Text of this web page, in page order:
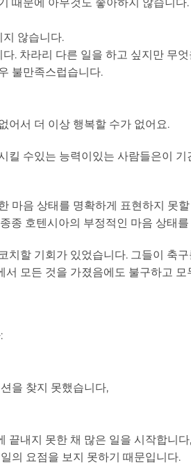
때문에 아무것도 좋아하지 않습니다.
않습니다.
. 차라리 다른 일을 하고 싶지만 무
불만족스럽습니다.
어서 더 이상 행복할 수가 없어요.
킬 수있는 능력이있는 사람들은이
마음 상태를 명확하게 표현하지 못
종 호텐시아의 부정적인 마음 상태
할 기회가 있었습니다. 그들이 축
서 모든 것을 가졌음에도 불구하고
을 찾지 못했습니다,
끝내지 못한 채 많은 일을 시작합니다,
의 요점을 보지 못하기 때문입니다.